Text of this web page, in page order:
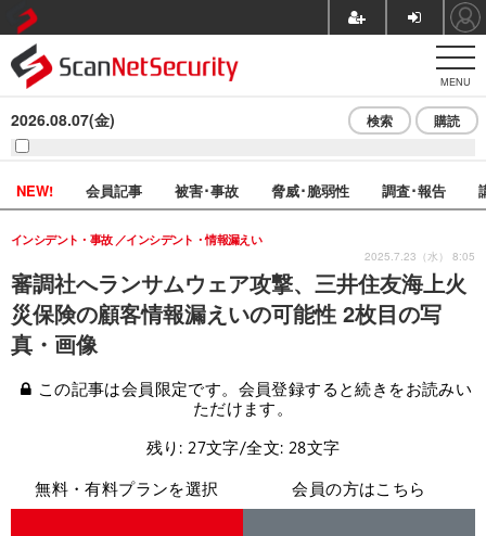
MENU
2026.08.07(金) 検索 購読
NEW! 会員記事 被害･事故 脅威･脆弱性 調査･報告
審調社へランサムウェア攻撃、三井住友海上火
災保険の顧客情報漏えいの可能性 2枚目の写
真・画像
インシデント・事故 インシデント・情報漏えい
2025.7.23（水） 8:05
この記事は会員限定です。会員登録すると続きをお読みい
ただけます。
残り: 27文字/全文: 28文字
無料・有料プランを選択
会員の方はこちら